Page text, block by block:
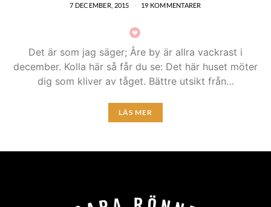
7 DECEMBER, 2015 19 KOMMENTARER
Det är som jag säger; Åre by är allra vackrast i
december. Kolla här så får du se: Det här huset möter
dig som kliver av tåget. Bättre utsikt från…
LÄS MER